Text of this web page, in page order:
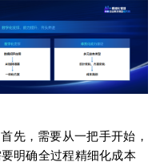
首先，需要从一把手开始，
明确全过程精细化成本